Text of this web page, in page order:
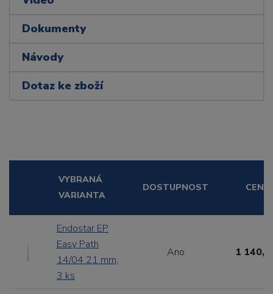
Dokumenty
Návody
Dotaz ke zboží
VYBRANÁ
VARIANTA
DOSTUPNOST CENA
Endostar EP
Easy Path
14/04 21 mm,
3 ks
Ano 1